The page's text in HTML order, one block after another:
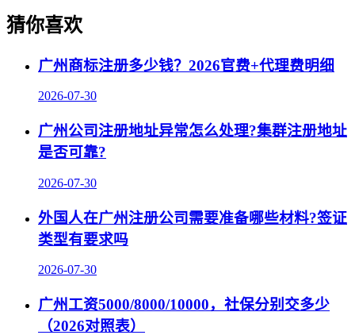
猜你喜欢
广州商标注册多少钱？2026官费+代理费明细
2026-07-30
广州公司注册地址异常怎么处理?集群注册地址
是否可靠?
2026-07-30
外国人在广州注册公司需要准备哪些材料?签证
类型有要求吗
2026-07-30
广州工资5000/8000/10000，社保分别交多少
（2026对照表）